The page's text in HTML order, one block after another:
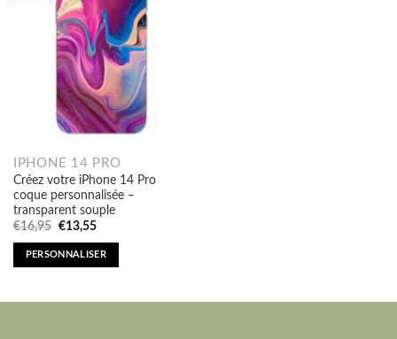
IPHONE 14 PRO
Créez votre iPhone 14 Pro
coque personnalisée –
transparent souple
€16,95 Original
was:
€16,95.
€13,55Current
is:
€13,55.
PERSONNALISER